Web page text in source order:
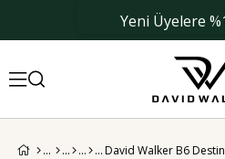
Yeni Üyelere
David Walker B6